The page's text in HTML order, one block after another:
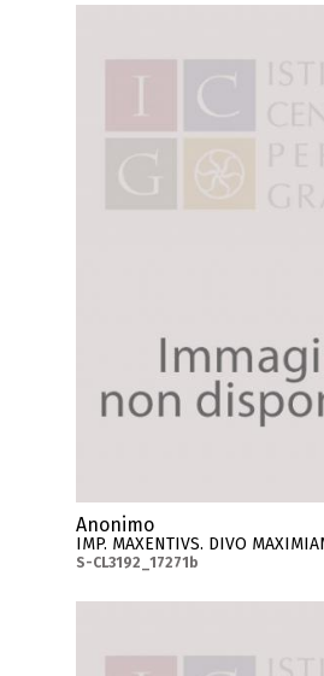
Anonimo
IMP. MAXENTIVS. DIVO
S-CL3192_17271b